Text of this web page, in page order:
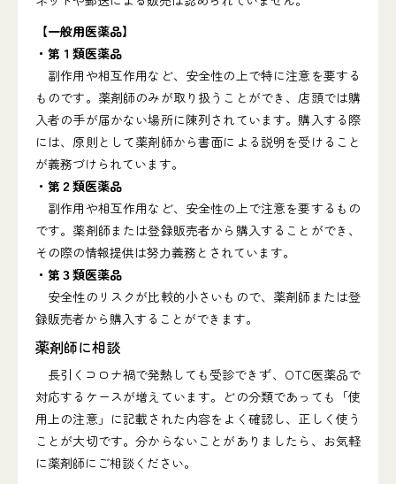
【一般用医薬品】
・第１類医薬品
副作用や相互作用など、安全性の上で特に注意を要する
ものです。薬剤師のみが取り扱うことができ、店頭では購
入者の手が届かない場所に陳列されています。購入する際
には、原則として薬剤師から書面による説明を受けること
が義務づけられています。
・第２類医薬品
副作用や相互作用など、安全性の上で注意を要するもの
です。薬剤師または登録販売者から購入することができ、
その際の情報提供は努力義務とされています。
・第３類医薬品
安全性のリスクが比較的小さいもので、薬剤師または登
録販売者から購入することができます。
薬剤師に相談
長引くコロナ禍で発熱しても受診できず、OTC医薬品で
対応するケースが増えています。どの分類であっても「使
用上の注意」に記載された内容をよく確認し、正しく使う
ことが大切です。分からないことがありましたら、お気軽
に薬剤師にご相談ください。